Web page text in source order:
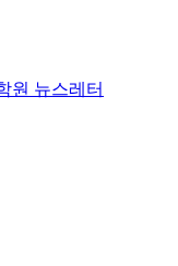
원 뉴스레터